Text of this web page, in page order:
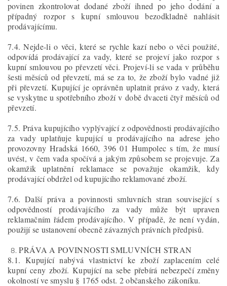
povinen zkontrolovat dodané zboží ihned po jeho dodání a
případný rozpor s kupní smlouvou bezodkladně nahlásit
prodávajícímu.
7.4. Nejde-li o věci, které se rychle kazí nebo o věci použité,
odpovídá prodávající za vady, které se projeví jako rozpor s
kupní smlouvou po převzetí věci. Projeví-li se vada v průběhu
šesti měsíců od převzetí, má se za to, že zboží bylo vadné již
při převzetí. Kupující je oprávněn uplatnit právo z vady, která
se vyskytne u spotřebního zboží v době dvaceti čtyř měsíců od
převzetí.
7.5. Práva kupujícího vyplývající z odpovědnosti prodávajícího
za vady uplatňuje kupující u prodávajícího na adrese jeho
provozovny Hradská 1660, 396 01 Humpolec s tím, že musí
uvést, v čem vada spočívá a jakým způsobem se projevuje. Za
okamžik uplatnění reklamace se považuje okamžik, kdy
prodávající obdržel od kupujícího reklamované zboží.
7.6. Další práva a povinnosti smluvních stran související s
odpovědností prodávajícího za vady může být upraven
reklamačním řádem prodávajícího. V případě, že není vydán,
použijí se ustanovení obecně závazných právních předpisů.
PRÁVA A POVINNOSTI SMLUVNÍCH STRAN
8.1. Kupující nabývá vlastnictví ke zboží zaplacením celé
kupní ceny zboží. Kupující na sebe přebírá nebezpečí změny
okolností ve smyslu § 1765 odst. 2 občanského zákoníku.